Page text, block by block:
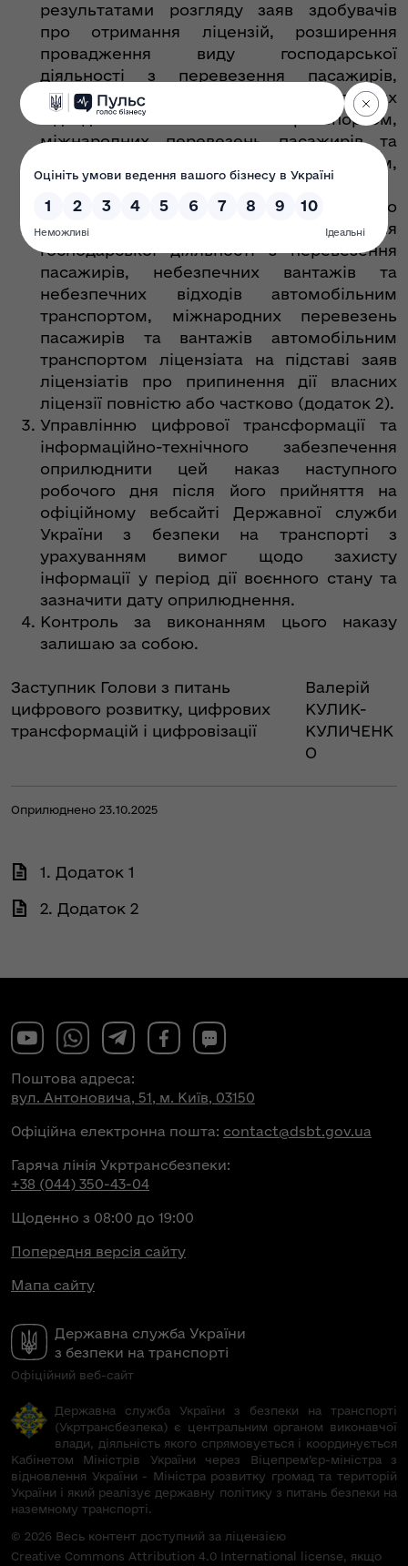
результатами розгляду заяв здобувачів
про отримання ліцензій, розширення
провадження виду господарської
діяльності з перевезення пасажирів,
небезпечних вантажів та небезпечних
відходів автомобільним транспортом,
міжнародних перевезень пасажирів та
вантажів автомобільним транспортом,
відповідно до переліку (додаток 1).
Припинити дію ліцензій повністю або
частково на право провадження
господарської діяльності з перевезення
пасажирів, небезпечних вантажів та
небезпечних відходів автомобільним
транспортом, міжнародних перевезень
пасажирів та вантажів автомобільним
транспортом ліцензіата на підставі заяв
ліцензіатів про припинення дії власних
ліцензії повністю або частково (додаток 2).
Управлінню цифрової трансформації та
інформаційно-технічного забезпечення
оприлюднити цей наказ наступного
робочого дня після його прийняття на
офіційному вебсайті Державної служби
України з безпеки на транспорті з
урахуванням вимог щодо захисту
інформації у період дії воєнного стану та
зазначити дату оприлюднення.
Контроль за виконанням цього наказу
залишаю за собою.
Заступник Голови з питань
цифрового розвитку, цифрових
трансформацій і цифровізації
Валерій
КУЛИК-
КУЛИЧЕНК
О
Оприлюднено 23.10.2025
1. Додаток 1
2. Додаток 2
Державна служба України
з безпеки на транспорті
Офіційний веб-сайт
Поштова адреса:
вул. Антоновича, 51, м. Київ, 03150
Офіційна електронна пошта: contact@dsbt.gov.ua
Гаряча лінія Укртрансбезпеки:
+38 (044) 350-43-04
Щоденно з 08:00 до 19:00
Попередня версія сайту
Мапа сайту
Державна служба України з безпеки на транспорті
(Укртрансбезпека) є центральним органом виконавчої
влади, діяльність якого спрямовується і координується
Кабінетом Міністрів України через Віцепрем’єр-міністра з
відновлення України - Міністра розвитку громад та територій
України і який реалізує державну політику з питань безпеки на
наземному транспорті.
© 2026 Весь контент доступний за ліцензією
Creative Commons Attribution 4.0 International license, якщо